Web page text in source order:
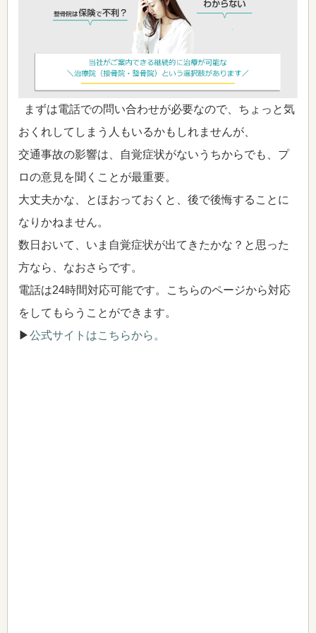
まずは電話での問い合わせが必要なので、ちょっと気
おくれしてしまう人もいるかもしれませんが、
交通事故の影響は、自覚症状がないうちからでも、プ
ロの意見を聞くことが最重要。
大丈夫かな、とほおっておくと、後で後悔することに
なりかねません。
数日おいて、いま自覚症状が出てきたかな？と思った
方なら、なおさらです。
電話は24時間対応可能です。こちらのページから対応
をしてもらうことができます。
▶公式サイトはこちらから。